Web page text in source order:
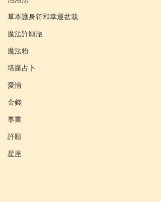
草本護身符和幸運盆栽
魔法許願瓶
魔法粉
塔羅占卜
愛情
金錢
事業
許願
星座